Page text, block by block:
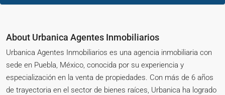
About Urbanica Agentes Inmobiliarios
Urbanica Agentes Inmobiliarios es una agencia inmobiliaria con
sede en Puebla, México, conocida por su experiencia y
especialización en la venta de propiedades. Con más de 6 años
de trayectoria en el sector de bienes raíces, Urbanica ha logrado